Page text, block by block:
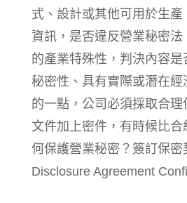
式、設計或其他可用於生產
資訊，是否違反營業秘密法
的產業特殊性，判決內容是
秘密性、具有實際或潛在經
的一點，公司必須採取合理
文件加上密件，有時候比合
何保護營業秘密？簽訂保密
Disclosure Agreement